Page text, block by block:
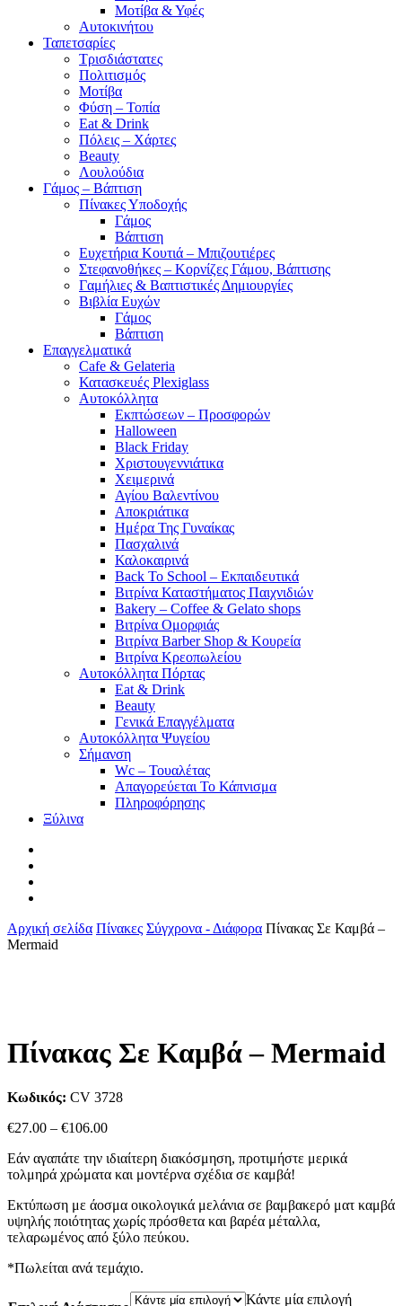
Μοτίβα & Υφές
Αυτοκινήτου
Ταπετσαρίες
Τρισδιάστατες
Πολιτισμός
Μοτίβα
Φύση – Τοπία
Eat & Drink
Πόλεις – Χάρτες
Beauty
Λουλούδια
Γάμος – Βάπτιση
Πίνακες Υποδοχής
Γάμος
Βάπτιση
Ευχετήρια Κουτιά – Μπιζουτιέρες
Στεφανοθήκες – Κορνίζες Γάμου, Βάπτισης
Γαμήλιες & Βαπτιστικές Δημιουργίες
Βιβλία Ευχών
Γάμος
Βάπτιση
Επαγγελματικά
Cafe & Gelateria
Κατασκευές Plexiglass
Αυτοκόλλητα
Εκπτώσεων – Προσφορών
Halloween
Black Friday
Χριστουγεννιάτικα
Χειμερινά
Αγίου Βαλεντίνου
Αποκριάτικα
Ημέρα Της Γυναίκας
Πασχαλινά
Καλοκαιρινά
Back To School – Εκπαιδευτικά
Βιτρίνα Καταστήματος Παιχνιδιών
Bakery – Coffee & Gelato shops
Βιτρίνα Ομορφιάς
Βιτρίνα Barber Shop & Κουρεία
Βιτρίνα Κρεοπωλείου
Αυτοκόλλητα Πόρτας
Eat & Drink
Beauty
Γενικά Επαγγέλματα
Αυτοκόλλητα Ψυγείου
Σήμανση
Wc – Τουαλέτας
Απαγορεύεται Το Κάπνισμα
Πληροφόρησης
Ξύλινα
Αρχική σελίδα Πίνακες Σύγχρονα - Διάφορα Πίνακας Σε Καμβά –
Mermaid
Πίνακας Σε Καμβά – Mermaid
Κωδικός: CV 3728
€27.00 – €106.00Price
€27.00
through
Εάν αγαπάτε την ιδιαίτερη διακόσμηση, προτιμήστε μερικά
τολμηρά χρώματα και μοντέρνα σχέδια σε καμβά!
Εκτύπωση με άοσμα οικολογικά μελάνια σε βαμβακερό ματ καμβά
υψηλής ποιότητας χωρίς πρόσθετα και βαρέα μέταλλα,
τελαρωμένος από ξύλο πεύκου.
*Πωλείται ανά τεμάχιο.
Κάντε μία επιλογή